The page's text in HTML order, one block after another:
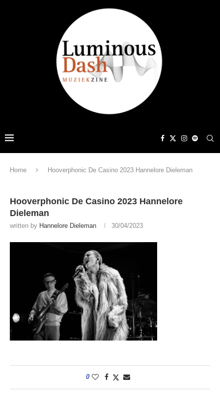
Home Hooverphonic De Casino 2023 Hannelore Dieleman
Hooverphonic De Casino 2023 Hannelore
Dieleman
written by Hannelore Dieleman 30/04/2023
0